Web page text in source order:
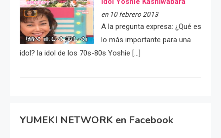
en 10 febrero 2013
A la pregunta expresa: ¿Qué es
lo más importante para una
idol? la idol de los 70s-80s Yoshie […]
YUMEKI NETWORK en Facebook